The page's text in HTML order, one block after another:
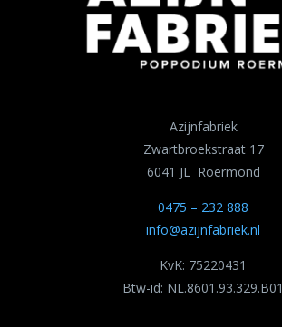
Azijnfabriek
Zwartbroekstraat 17
6041 JL Roermond
0475 – 232 888
info@azijnfabriek.nl
KvK: 75220431
Btw-id: NL.8601.93.329.B01